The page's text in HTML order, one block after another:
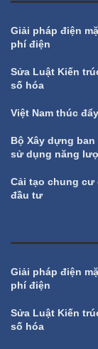
Giải pháp điện
phí điện
Sửa Luật Kiến
số hóa
Việt Nam thúc
Bộ Xây dựng
sử dụng năng
Cải tạo chung
đầu tư
Giải pháp điện
phí điện
Sửa Luật Kiến
số hóa